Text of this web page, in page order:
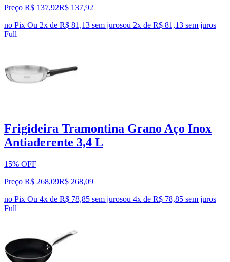
Preço R$ 137,92R$ 137,92
no Pix Ou 2x de R$ 81,13 sem jurosou 2x de R$ 81,13 sem juros
Full
Frigideira Tramontina Grano Aço Inox
Antiaderente 3,4 L
15% OFF
Preço R$ 268,09R$ 268,09
no Pix Ou 4x de R$ 78,85 sem jurosou 4x de R$ 78,85 sem juros
Full